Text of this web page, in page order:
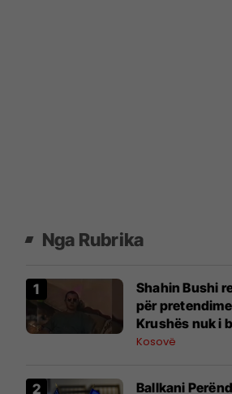
Nga Rubrika
Shahin Bushi
për
Krushës nuk i
Shalës
Kosovë
Ballkani